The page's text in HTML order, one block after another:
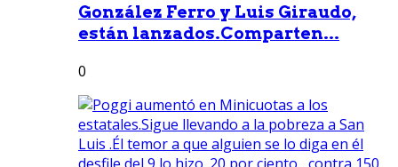
González Ferro y Luis Giraudo,
están lanzados.Comparten...
0